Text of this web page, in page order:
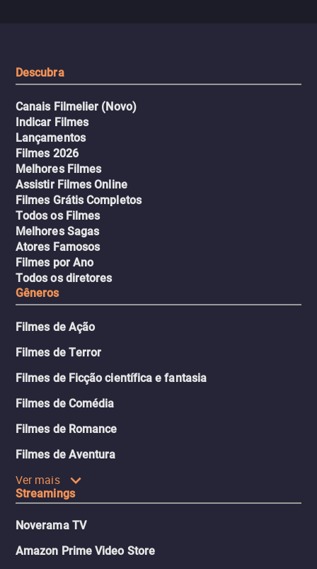
Descubra
Canais Filmelier (Novo)
Indicar Filmes
Lançamentos
Filmes 2026
Melhores Filmes
Assistir Filmes Online
Filmes Grátis Completos
Todos os Filmes
Melhores Sagas
Atores Famosos
Filmes por Ano
Todos os diretores
Gêneros
Filmes de Ação
Filmes de Terror
Filmes de Ficção científica e fantasia
Filmes de Comédia
Filmes de Romance
Filmes de Aventura
Ver mais
Streamings
Noverama TV
Amazon Prime Video Store